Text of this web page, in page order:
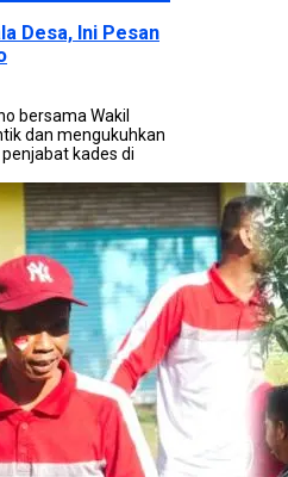
Desa, Ini Pesan
bersama Wakil
dan mengukuhkan
kades di